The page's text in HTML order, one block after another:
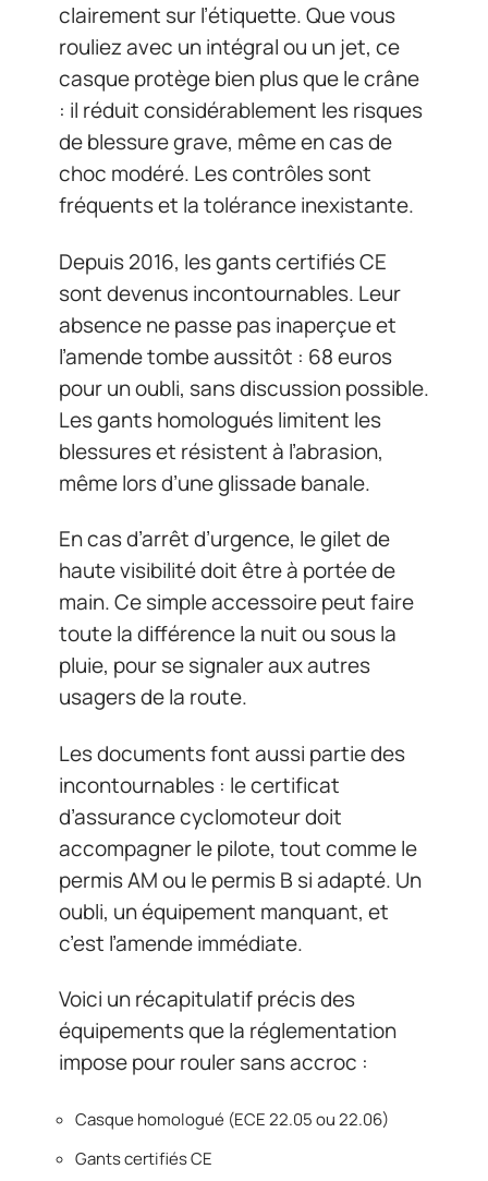
clairement sur l’étiquette. Que vous
rouliez avec un intégral ou un jet, ce
casque protège bien plus que le crâne
: il réduit considérablement les risques
de blessure grave, même en cas de
choc modéré. Les contrôles sont
fréquents et la tolérance inexistante.
Depuis 2016, les gants certifiés CE
sont devenus incontournables. Leur
absence ne passe pas inaperçue et
l’amende tombe aussitôt : 68 euros
pour un oubli, sans discussion possible.
Les gants homologués limitent les
blessures et résistent à l’abrasion,
même lors d’une glissade banale.
En cas d’arrêt d’urgence, le gilet de
haute visibilité doit être à portée de
main. Ce simple accessoire peut faire
toute la différence la nuit ou sous la
pluie, pour se signaler aux autres
usagers de la route.
Les documents font aussi partie des
incontournables : le certificat
d’assurance cyclomoteur doit
accompagner le pilote, tout comme le
permis AM ou le permis B si adapté. Un
oubli, un équipement manquant, et
c’est l’amende immédiate.
Voici un récapitulatif précis des
équipements que la réglementation
impose pour rouler sans accroc :
Casque homologué (ECE 22.05 ou 22.06)
Gants certifiés CE